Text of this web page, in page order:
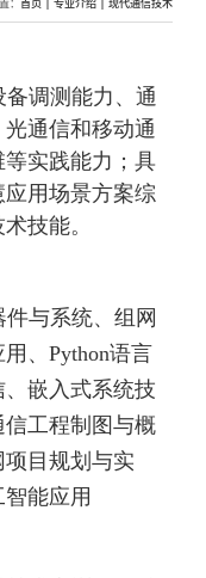
调测能力、通
通信和移动通
实践能力；具
用场景方案综
技能。
与系统、组网
、 Python语言
嵌入式系统技
工程制图与概
目规划与实
能应用